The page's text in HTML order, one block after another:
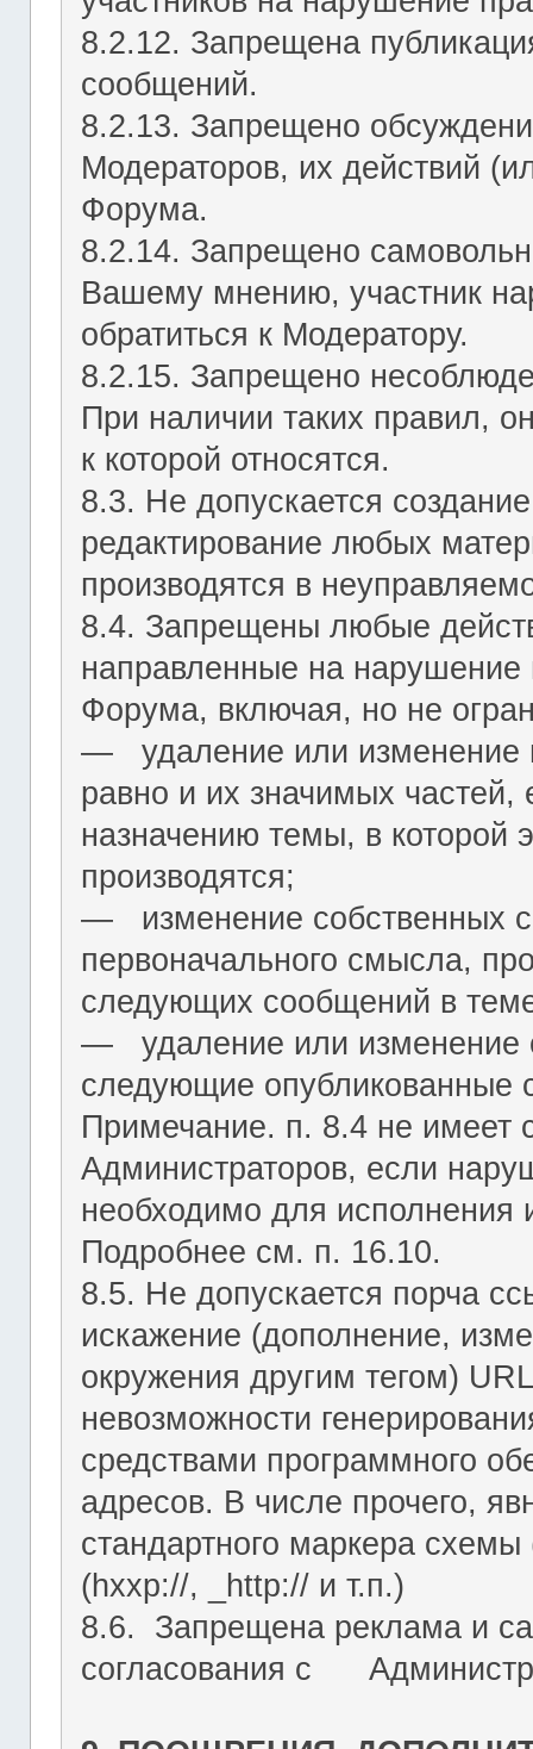
8.2.12. Запрещена
сообщений.
8.2.13. Запрещено
Модераторов, их действий
Форума.
8.2.14. Запрещено
Вашему мнению, участник
обратиться к Модератору.
8.2.15. Запрещено
При наличии таких правил,
к которой относятся.
8.3. Не допускается
редактирование любых
производятся в
8.4. Запрещены любые
направленные на
Форума, включая, но не
― удаление или изменение
равно и их значимых частей,
назначению темы, в которой
производятся;
― изменение собственных
первоначального смысла,
следующих сообщений в
― удаление или изменение
следующие
Примечание. п. 8.4 не имеет
Администраторов, если
необходимо для исполнения
Подробнее см. п. 16.10.
8.5. Не допускается порча
искажение (дополнение,
окружения другим тегом)
невозможности
средствами программного
адресов. В числе прочего,
стандартного маркера
(hxxp://, _http:// и т.п.)
8.6. Запрещена реклама и
согласования с